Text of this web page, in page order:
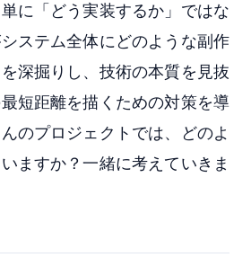
に「どう実装するか」ではな
ステム全体にどのような副作
深掘りし、技術の本質を見抜
短距離を描くための対策を導
のプロジェクトでは、どのよ
ますか？一緒に考えていきま